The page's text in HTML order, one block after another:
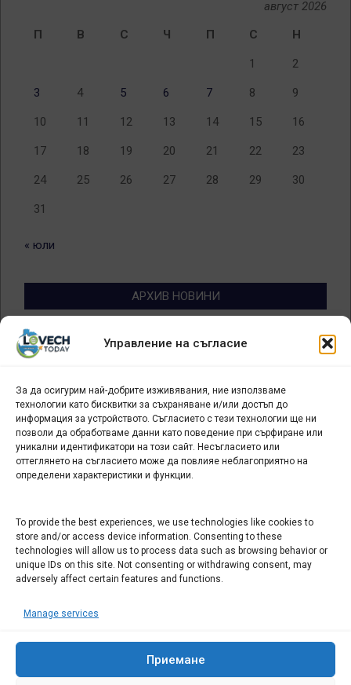
Управление на съгласие
За да осигурим най-добрите изживявания, ние използваме
технологии като бисквитки за съхраняване и/или достъп до
информация за устройството. Съгласието с тези технологии ще ни
позволи да обработваме данни като поведение при сърфиране или
уникални идентификатори на този сайт. Несъгласието или
оттеглянето на съгласието може да повлияе неблагоприятно на
определени характеристики и функции.
To provide the best experiences, we use technologies like cookies to
store and/or access device information. Consenting to these
technologies will allow us to process data such as browsing behavior or
unique IDs on this site. Not consenting or withdrawing consent, may
adversely affect certain features and functions.
Manage services
Приемане
август 2026
П
В С Ч П С Н
1 2
3 4 5 6 7 8 9
10 11 12 13 14 15 16
17 18 19 20 21 22 23
24 25 26 27 28 29 30
31
« юли
АРХИВ НОВИНИ
Архив
новини
БИЗНЕС
Арт галерия "Мостове" – магазин за изкуство
СЕВЕРОЗАПАДА ИНФОРМАЦИОНЕН БИЗНЕС
ТУРИСТИЧЕСКИ КЛЪСТЕР
ИНСТИТУЦИИ В ЛОВЕЧ
Административен съд Ловеч
Областна администрация Ловеч
ОДМВР Ловеч
Окръжен съд Ловеч